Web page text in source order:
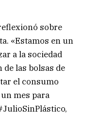
sobre
«Estamos en un
a la sociedad
de las bolsas de
el consumo
mes para